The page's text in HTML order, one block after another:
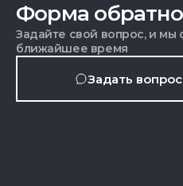
Форма
Задайте свой вопрос, и мы
ближайшее время
Задать вопрос